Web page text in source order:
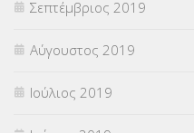
Σεπτέμβριος 2019
Αύγουστος 2019
Ιούλιος 2019